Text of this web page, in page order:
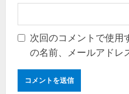
次回のコメントで使用
の名前、メールアドレ